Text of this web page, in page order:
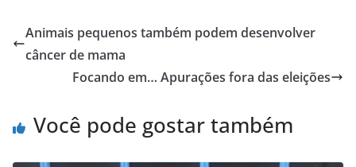
Animais pequenos também podem desenvolver
câncer de mama
Focando em… Apurações fora das eleições
Você pode gostar também